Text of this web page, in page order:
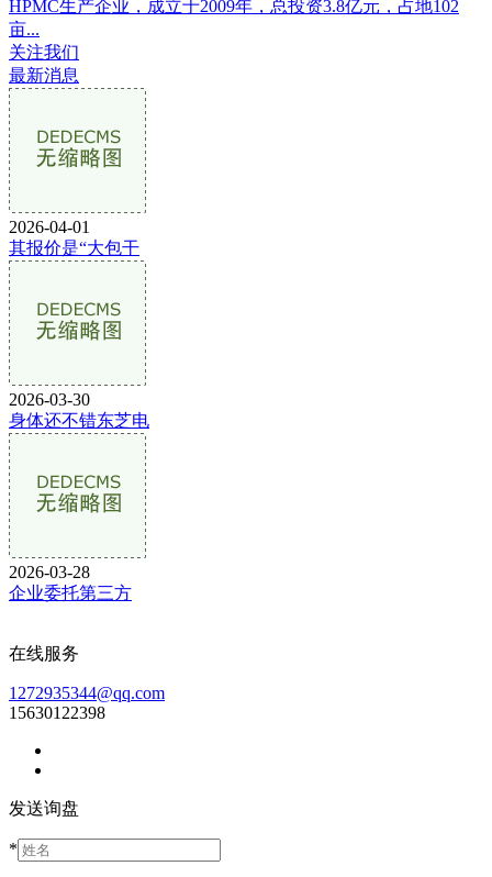
HPMC生产企业，成立于2009年，总投资3.8亿元，占地102
亩...
关注我们
最新消息
2026-04-01
其报价是“大包干
2026-03-30
身体还不错东芝电
2026-03-28
企业委托第三方
在线服务
1272935344@qq.com
15630122398
发送询盘
*